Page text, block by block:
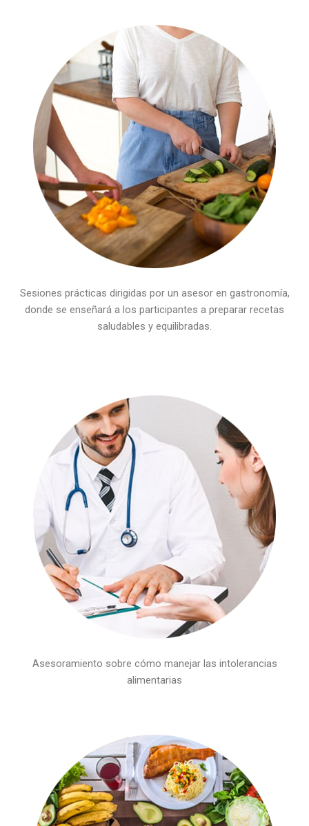
Sesiones prácticas dirigidas por un asesor en gastronomía,
donde se enseñará a los participantes a preparar recetas
saludables y equilibradas.
Asesoramiento sobre cómo manejar las intolerancias
alimentarias